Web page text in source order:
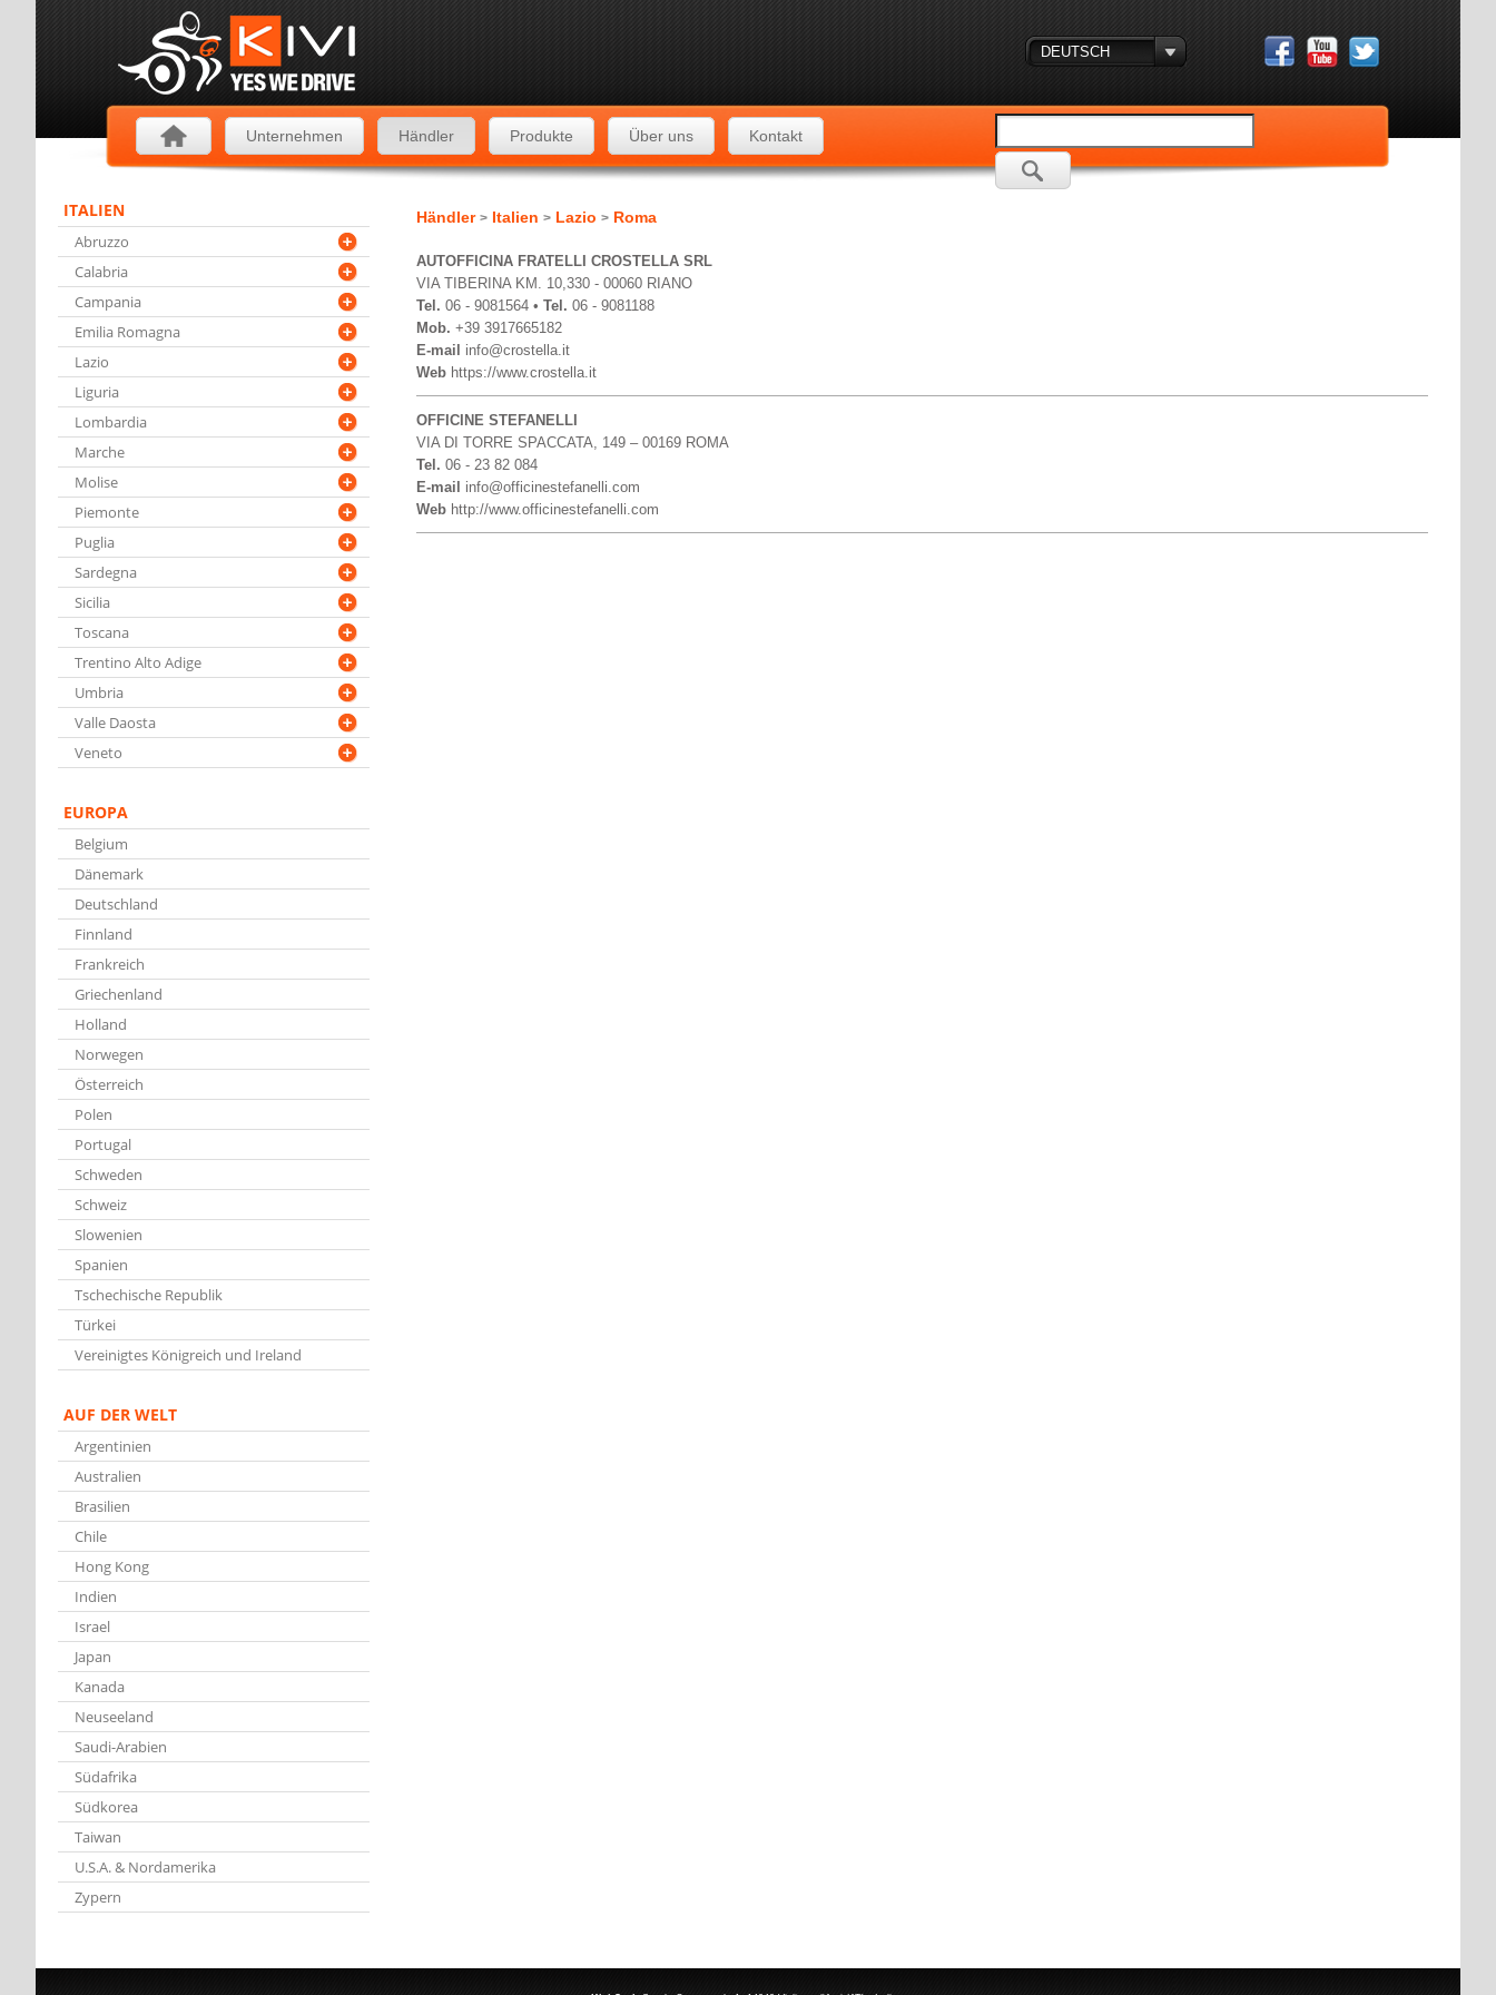
Unternehmen Händler Produkte Über uns Kontakt
ITALIEN
Abruzzo
Calabria
Campania
Emilia Romagna
Lazio
Liguria
Lombardia
Marche
Molise
Piemonte
Puglia
Sardegna
Sicilia
Toscana
Trentino Alto Adige
Umbria
Valle Daosta
Veneto
EUROPA
Belgium
Dänemark
Deutschland
Finnland
Frankreich
Griechenland
Holland
Norwegen
Österreich
Polen
Portugal
Schweden
Schweiz
Slowenien
Spanien
Tschechische Republik
Türkei
Vereinigtes Königreich und Ireland
AUF DER WELT
Argentinien
Australien
Brasilien
Chile
Hong Kong
Indien
Israel
Japan
Kanada
Neuseeland
Saudi-Arabien
Südafrika
Südkorea
Taiwan
U.S.A. & Nordamerika
Zypern
Händler > Italien > Lazio > Roma
AUTOFFICINA FRATELLI CROSTELLA SRL
VIA TIBERINA KM. 10,330 - 00060 RIANO
Tel. 06 - 9081564 • Tel. 06 - 9081188
Mob. +39 3917665182
E-mail info@crostella.it
Web https://www.crostella.it
OFFICINE STEFANELLI
VIA DI TORRE SPACCATA, 149 – 00169 ROMA
Tel. 06 - 23 82 084
E-mail info@officinestefanelli.com
Web http://www.officinestefanelli.com